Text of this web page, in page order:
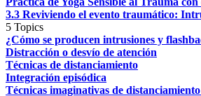
3.3 Reviviendo el evento traumático:
5 Topics
¿Cómo se producen intrusiones y
Distracción o desvío de atención
Técnicas de distanciamiento
Integración episódica
Técnicas imaginativas de